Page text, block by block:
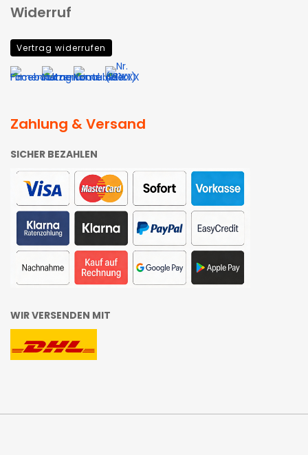
Widerruf
Vertrag widerrufen
Zahlung & Versand
SICHER BEZAHLEN
WIR VERSENDEN MIT